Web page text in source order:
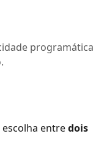
programática
entre dois